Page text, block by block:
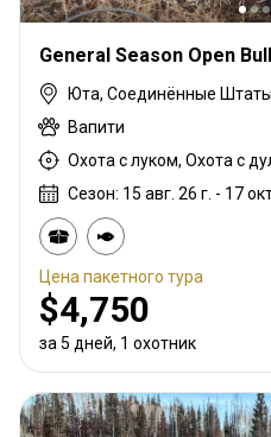
General Season Open
Юта, Соединённые
Вапити
Сезон: 15 авг. 26 г. - 17
Цена пакетного тура
$4,750
за 5 дней, 1 охотник